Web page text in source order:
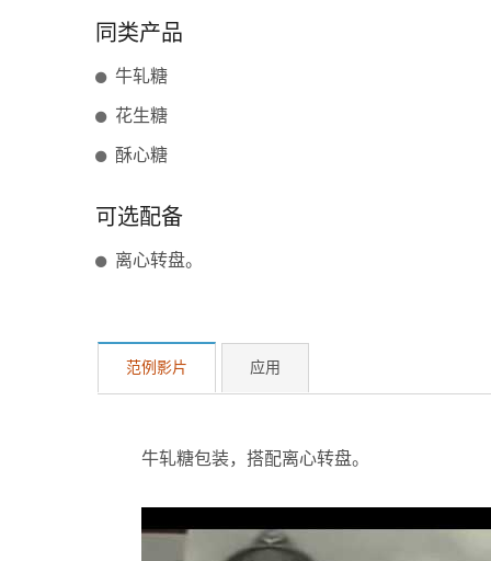
同类产品
牛轧糖
花生糖
酥心糖
可选配备
离心转盘。
范例影片 应用
牛轧糖包装，搭配离心转盘。